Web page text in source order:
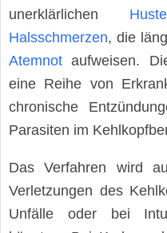
unerklärlichen
Halsschmerzen, die
Atemnot aufweisen.
eine Reihe von
chronische
Parasiten im
Das Verfahren wird
Verletzungen des
Unfälle oder bei